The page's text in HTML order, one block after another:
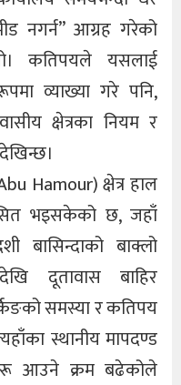
नगर्न” आग्रह गरेको
कतिपयले यसलाई
व्याख्या गरे पनि,
क्षेत्रका नियम र
Hamour) क्षेत्र हाल
भइसकेको छ, जहाँ
बासिन्दाको बाक्लो
दूतावास बाहिर
समस्या र कतिपय
स्थानीय मापदण्ड
आउने क्रम बढेकोले